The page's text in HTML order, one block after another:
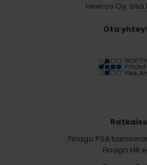
Heeros Oy, osa
Ota
Finago PSA
Finago HR